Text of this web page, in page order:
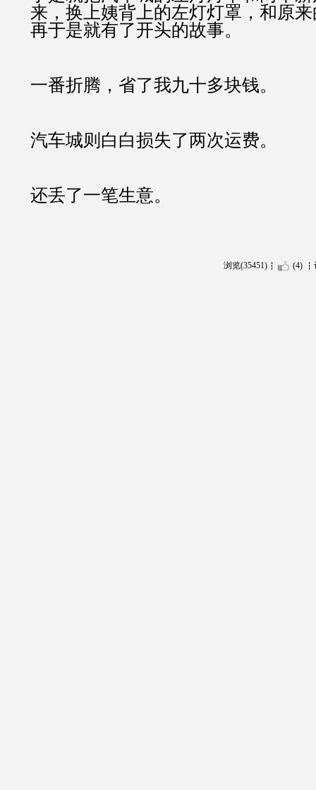
来，换上姨背上的左灯灯罩，和原
再于是就有了开头的故事。
一番折腾，省了我九十多块钱。
汽车城则白白损失了两次运费。
还丢了一笔生意。
浏览(35451) (4)